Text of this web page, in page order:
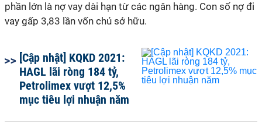
phần lớn là nợ vay dài hạn từ các ngân hàng. Con số nợ đi
vay gấp 3,83 lần vốn chủ sở hữu.
[Cập nhật] KQKD 2021:
HAGL lãi ròng 184 tỷ,
Petrolimex vượt 12,5%
mục tiêu lợi nhuận năm